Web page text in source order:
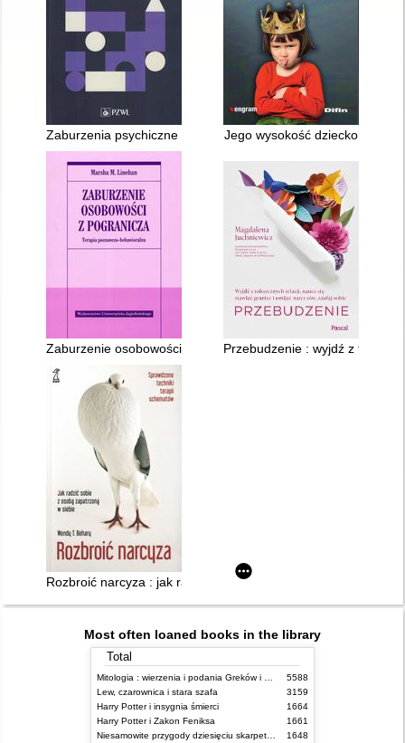
Zaburzenia psychiczne u dzieci i młodzieżyJego wysokość dziecko
Zaburzenie osobowości z pogranicza : terapia poznawczo-
Przebudzenie : wyjdź z
Rozbroić narcyza : jak radzić sobie z osobą zapatrzoną w
Most often loaned books in the library
Total
5588
Lew, czarownica i stara szafa
3159
Harry Potter i insygnia śmierci
1664
Harry Potter i Zakon Feniksa
1661
1648